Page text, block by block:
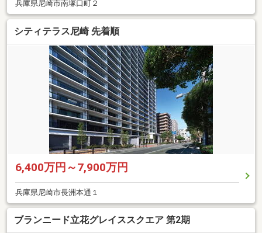
兵庫県尼崎市南塚口町２
シティテラス尼崎 先着順
6,400万円～7,900万円
兵庫県尼崎市長洲本通１
ブランニード立花グレイススクエア 第2期